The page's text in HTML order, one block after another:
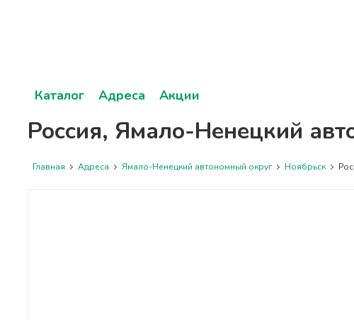
Каталог Адреса Акции
Россия, Ямало-Ненецкий
Главная Адреса Ямало-Ненецкий автономный округ Ноябрьск